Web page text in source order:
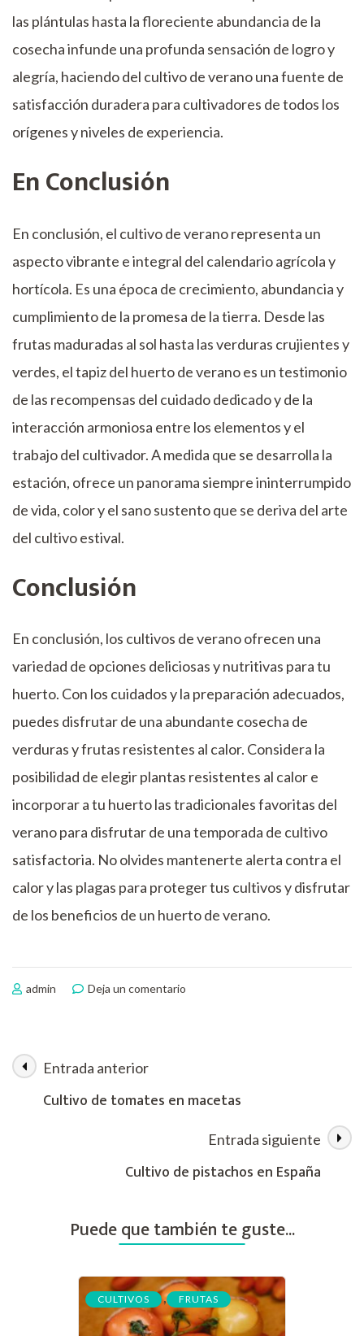
las plántulas hasta la floreciente abundancia de la
cosecha infunde una profunda sensación de logro y
alegría, haciendo del cultivo de verano una fuente de
satisfacción duradera para cultivadores de todos los
orígenes y niveles de experiencia.
En Conclusión
En conclusión, el cultivo de verano representa un
aspecto vibrante e integral del calendario agrícola y
hortícola. Es una época de crecimiento, abundancia y
cumplimiento de la promesa de la tierra. Desde las
frutas maduradas al sol hasta las verduras crujientes y
verdes, el tapiz del huerto de verano es un testimonio
de las recompensas del cuidado dedicado y de la
interacción armoniosa entre los elementos y el
trabajo del cultivador. A medida que se desarrolla la
estación, ofrece un panorama siempre ininterrumpido
de vida, color y el sano sustento que se deriva del arte
del cultivo estival.
Conclusión
En conclusión, los cultivos de verano ofrecen una
variedad de opciones deliciosas y nutritivas para tu
huerto. Con los cuidados y la preparación adecuados,
puedes disfrutar de una abundante cosecha de
verduras y frutas resistentes al calor. Considera la
posibilidad de elegir plantas resistentes al calor e
incorporar a tu huerto las tradicionales favoritas del
verano para disfrutar de una temporada de cultivo
satisfactoria. No olvides mantenerte alerta contra el
calor y las plagas para proteger tus cultivos y disfrutar
de los beneficios de un huerto de verano.
admin Deja un comentario
Navegación
Entrada anterior
Cultivo de tomates en macetas
Entrada siguiente
Cultivo de pistachos en España
Puede que también te guste...
CULTIVOS , FRUTAS